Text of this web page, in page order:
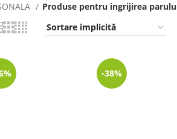
Produse pentru ingrijirea
-38%